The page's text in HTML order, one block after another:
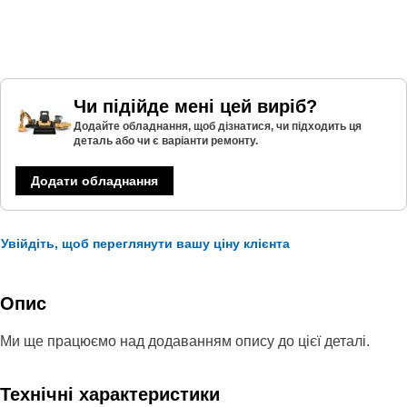
Чи підійде мені цей виріб?
Додайте обладнання, щоб дізнатися, чи підходить ця
деталь або чи є варіанти ремонту.
Додати обладнання
Увійдіть, щоб переглянути вашу ціну клієнта
Опис
Ми ще працюємо над додаванням опису до цієї деталі.
Технічні характеристики